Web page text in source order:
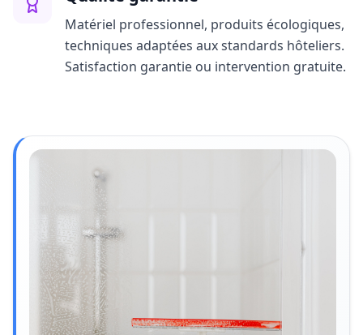
Matériel professionnel, produits écologiques,
techniques adaptées aux standards hôteliers.
Satisfaction garantie ou intervention gratuite.